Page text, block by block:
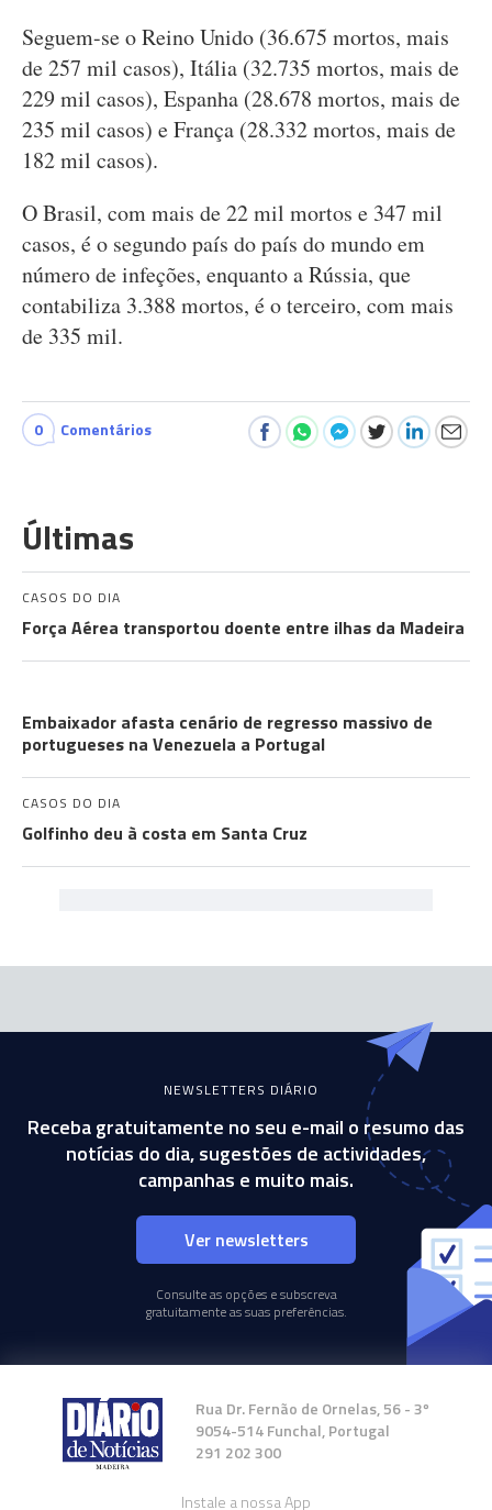
Seguem-se o Reino Unido (36.675 mortos, mais
de 257 mil casos), Itália (32.735 mortos, mais de
229 mil casos), Espanha (28.678 mortos, mais de
235 mil casos) e França (28.332 mortos, mais de
182 mil casos).
O Brasil, com mais de 22 mil mortos e 347 mil
casos, é o segundo país do país do mundo em
número de infeções, enquanto a Rússia, que
contabiliza 3.388 mortos, é o terceiro, com mais
de 335 mil.
0 Comentários
Últimas
CASOS DO DIA
Força Aérea transportou doente entre ilhas da Madeira
Embaixador afasta cenário de regresso massivo de
portugueses na Venezuela a Portugal
CASOS DO DIA
Golfinho deu à costa em Santa Cruz
NEWSLETTERS DIÁRIO
Receba gratuitamente no seu e-mail o resumo das
notícias do dia, sugestões de actividades,
campanhas e muito mais.
Ver newsletters
Consulte as opções e subscreva
gratuitamente as suas preferências.
Rua Dr. Fernão de Ornelas, 56 - 3º
9054-514 Funchal, Portugal
291 202 300
Instale a nossa App